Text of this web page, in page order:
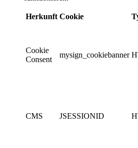
Herkunft Cookie
Cookie
Consent
mysign_cookiebanner
CMS JSESSIONID